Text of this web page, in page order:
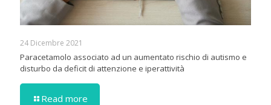
24 Dicembre 2021
Paracetamolo associato ad un aumentato rischio di autismo e
disturbo da deficit di attenzione e iperattività
Read more